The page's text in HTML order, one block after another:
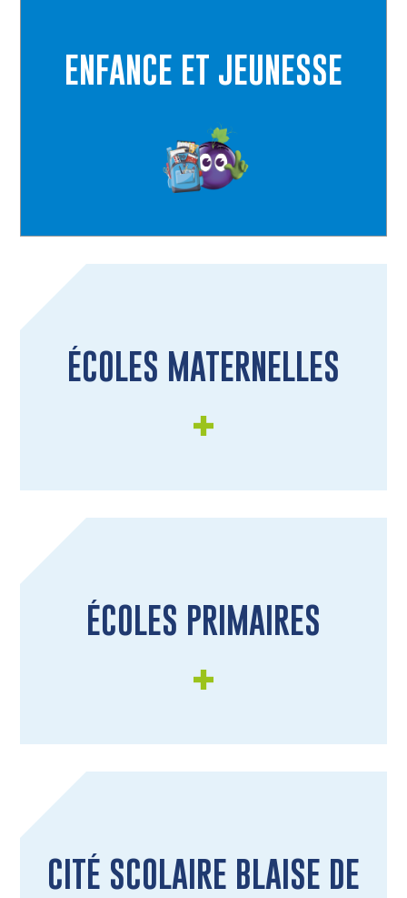
ENFANCE ET JEUNESSE
ÉCOLES MATERNELLES
ÉCOLES PRIMAIRES
CITÉ SCOLAIRE BLAISE DE